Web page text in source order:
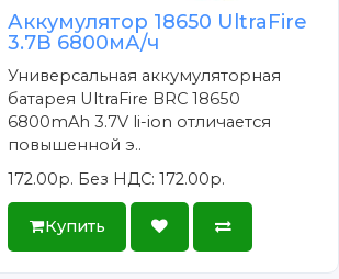
Аккумулятор 18650 UltraFire
3.7В 6800мА/ч
Универсальная аккумуляторная
батарея UltraFire BRC 18650
6800mAh 3.7V li-ion отличается
повышенной э..
172.00р. Без НДС: 172.00р.
Купить